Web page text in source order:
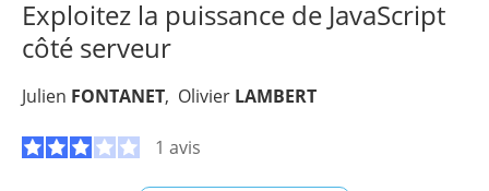
Exploitez la puissance de JavaScript
côté serveur
Julien FONTANET Olivier LAMBERT
1 avis